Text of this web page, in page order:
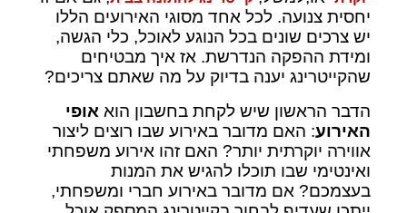
יחסית צנועה. לכל אחד מסוגי האירועים הללו
יש צרכים שונים בכל הנוגע לאוכל, כלי הגשה,
ומידת ההפקה הנדרשת. אז איך מבטיחים
שהקייטרינג יענה בדיוק על מה שאתם צריכים?
הדבר הראשון שיש לקחת בחשבון הוא אופי
האירוע: האם מדובר באירוע שבו רוצים ליצור
אווירה יוקרתית יותר? האם זהו אירוע משפחתי
ואינטימי שבו תוכלו להגיש את המנות
בעצמכם? אם מדובר באירוע חברי ומשפחתי,